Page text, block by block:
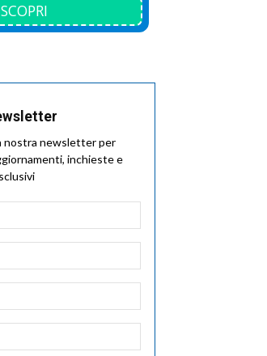
SCOPRI
nostra newsletter per
inchieste e